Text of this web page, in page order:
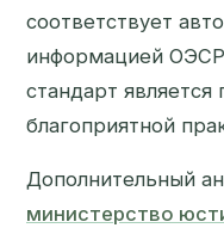
соответствует
информацией ОЭСР
стандарт
благоприятной
Дополнительный
министерство